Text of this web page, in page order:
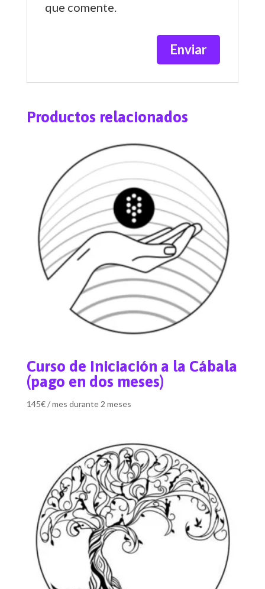
que comente.
Productos relacionados
Curso de Iniciación a la Cábala
(pago en dos meses)
145€/ mes durante 2 meses